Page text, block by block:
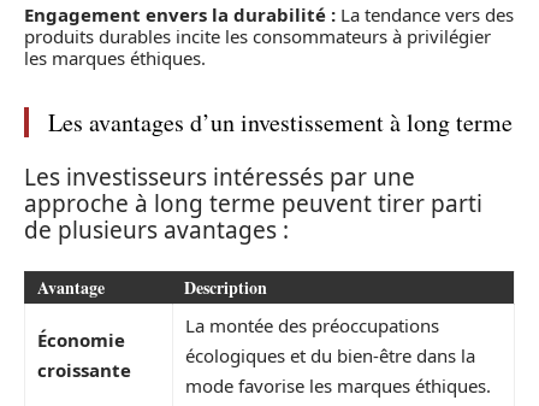
Engagement envers la durabilité : La tendance vers des
produits durables incite les consommateurs à privilégier
les marques éthiques.
Les avantages d’un investissement à long terme
Les investisseurs intéressés par une
approche à long terme peuvent tirer parti
de plusieurs avantages :
Avantage Description
Économie
croissante
La montée des préoccupations
écologiques et du bien-être dans la
mode favorise les marques éthiques.